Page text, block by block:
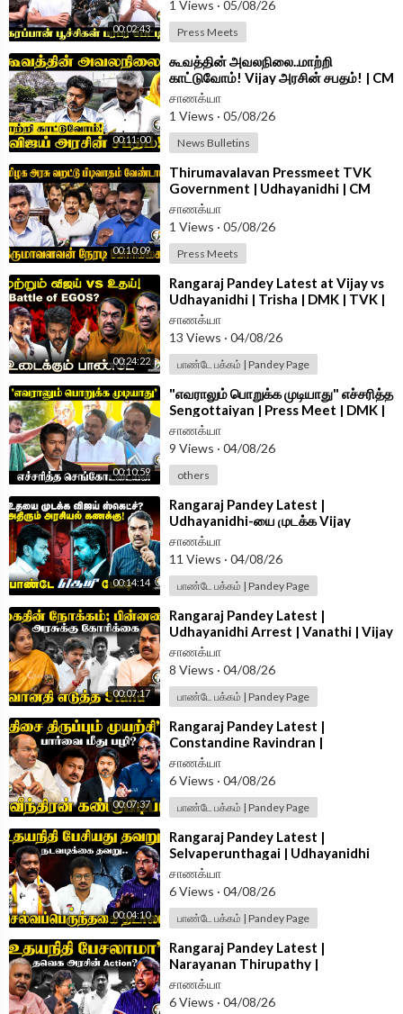
Android App -https://play.google.com/store/....apps/details?id=
com.
00:02:43
1 Views · 05/08/26
Press Meets
00:11:00
⁣கூவத்தின் அவலநிலை..மாற்றி
காட்டுவோம்! Vijay அரசின் சபதம்! | CM
Vijay | TVK Government
சாணக்யா
1 Views · 05/08/26
News Bulletins
00:10:09
⁣Thirumavalavan Pressmeet TVK
Government | Udhayanidhi | CM
Vijay | VCK
சாணக்யா
1 Views · 05/08/26
Press Meets
00:24:22
⁣Rangaraj Pandey Latest at Vijay vs
Udhayanidhi | Trisha | DMK | TVK |
Stalin | Police | TN Govt
சாணக்யா
13 Views · 04/08/26
பாண்டே பக்கம் | Pandey Page
00:10:59
⁣"எவராலும் பொறுக்க முடியாது" எச்சரித்த
Sengottaiyan | Press Meet | DMK |
TVK | CM Vijay | Udhayanidhi
சாணக்யா
9 Views · 04/08/26
others
00:14:14
⁣Rangaraj Pandey Latest |
Udhayanidhi-யை முடக்க Vijay
Sketch? | Vijay | Trisha | DMK | TVK
| TN Govt
சாணக்யா
11 Views · 04/08/26
பாண்டே பக்கம் | Pandey Page
00:07:17
⁣Rangaraj Pandey Latest |
Udhayanidhi Arrest | Vanathi | Vijay
| Trisha | TVK | DMK
சாணக்யா
8 Views · 04/08/26
பாண்டே பக்கம் | Pandey Page
00:07:37
⁣Rangaraj Pandey Latest |
Constandine Ravindran |
Udhayanidhi Arrest | Vijay | Trisha |
DMK | TVK
சாணக்யா
6 Views · 04/08/26
பாண்டே பக்கம் | Pandey Page
00:04:10
⁣Rangaraj Pandey Latest |
Selvaperunthagai | Udhayanidhi
Arrest | Vijay | Trisha | DMK | TVK |
Stalin
சாணக்யா
6 Views · 04/08/26
பாண்டே பக்கம் | Pandey Page
⁣Rangaraj Pandey Latest |
Narayanan Thirupathy |
Udhayanidhi Arrest | Vijay | Trisha |
DMK | TVK
சாணக்யா
6 Views · 04/08/26